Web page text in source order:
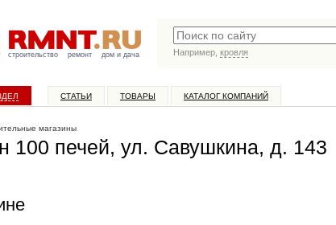
строительство ремонт дом и дача
Например, кровля
СТАТЬИ ТОВАРЫ КАТАЛОГ КОМПАНИЙ
магазины
100 печей, ул. Савушкина, д. 143